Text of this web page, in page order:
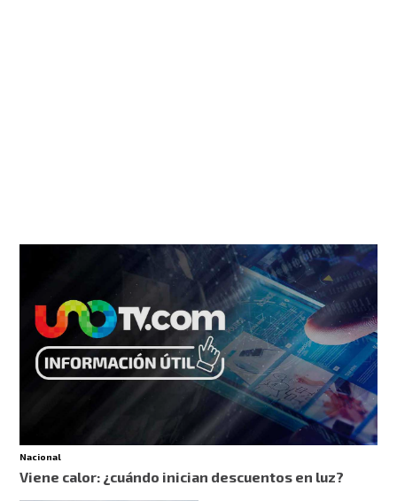
Nacional
Viene calor: ¿cuándo inician descuentos en luz?